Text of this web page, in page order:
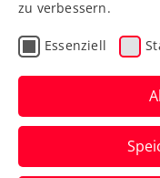
Turniere
Erste
jedem
zu verbessern.
Essenziell